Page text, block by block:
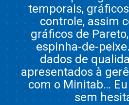
temporais,
controle, assim
gráficos de
espinha-de-
dados de
apresentados à
com o Minitab…
sem